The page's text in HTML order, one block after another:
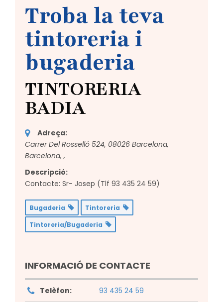
Troba la teva
tintoreria i
bugaderia
TINTORERIA
BADIA
Adreça:
Carrer Del Rosselló 524, 08026 Barcelona,
Barcelona, ,
Descripció:
Contacte: Sr- Josep (Tlf 93 435 24 59)
Bugaderia
Tintoreria
Tintoreria/Bugaderia
INFORMACIÓ DE CONTACTE
Telèfon: 93 435 24 59